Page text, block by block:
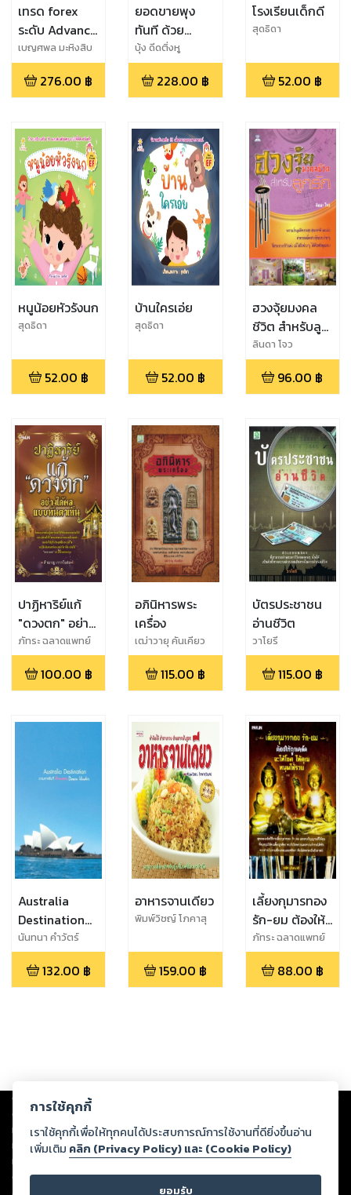
เทรด forex
ระดับ Advance
ด้วย Price
Action
เบญศพล มะหิงสิบ
276.00 ฿
ยอดขายพุง
ทันที ด้วย
เทคนิค
ChatGPT
บุ้ง ดีดติ่งหู
228.00 ฿
โรงเรียนเด็กดี
สุดธิดา
52.00 ฿
หนูน้อยหัวรังนก
สุดธิดา
52.00 ฿
บ้านใครเอ่ย
สุดธิดา
52.00 ฿
ฮวงจุ้ยมงคล
ชีวิต สำหรับลูก
รัก
ลินดา โจว
96.00 ฿
ปาฏิหาริย์แก้
"ดวงตก" อย่าง
ได้ผล แบบ
ทันตาเห็น
ภัทระ ฉลาดแพทย์
100.00 ฿
อภินิหารพระ
เครื่อง
เฒ่าวายุ คันเคียว
115.00 ฿
บัตรประชาชน
อ่านชีวิต
วาโยรี
115.00 ฿
Australia
Destination
ตามหาฝันที่ดิน
แดน Down
Under
นันทนา คำวัตร์
132.00 ฿
อาหารจานเดียว
พิมพ์วิชญ์ โภคาสุ
159.00 ฿
เลี้ยงกุมารทอง
รัก-ยม ต้องให้
ถูกเคล็ด จะให้
โชค ให้คุณ
หนุนให้รวย
ภัทระ ฉลาดแพทย์
88.00 ฿
Copyright © 2026
ต่อผลงานหรือเนื้อหาใดที่อัปโหลดผ่านเว็บไซต์และปรากฏว่าละเมิดสิทธิใน
ทรัพย์สินทางปัญญาของบุคคลอื่นหรือขัดต่อกฎหมายและศีลธรรม ดังนั้น ผู้อ่าน
ทุกท่านโปรดใช้วิจารณญาณในการกลั่นกรองด้วยตนเอง และหากท่านพบว่าส่วน
หนึ่งส่วนใดขัดต่อกฎหมายและศีลธรรม กรุณาแจ้งมายังบริษัท เพื่อทีมงานจะได้
ดำเนินการในทันที ทั้งนี้ ทางสตอรี่ล็อกขอสงวนลิขสิทธิ์ตามพระราชบัญญัติ
การใช้คุกกี้
เราใช้คุกกี้เพื่อให้ทุกคนได้ประสบการณ์การใช้งานที่ดียิ่งขึ้นอ่าน
เพิ่มเติม คลิก (Privacy Policy) และ (Cookie Policy)
ยอมรับ